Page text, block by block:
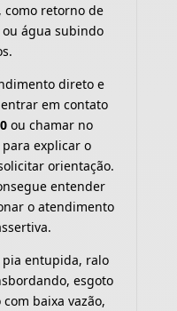
como retorno de
água subindo
direto e
em contato
ou chamar no
explicar o
orientação.
entender
o atendimento
pia entupida, ralo
esgoto
baixa vazão,